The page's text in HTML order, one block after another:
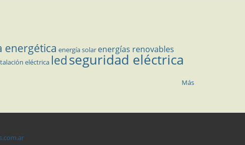
energética energía solar energías renovables
eléctrica ledseguridad eléctrica
Más